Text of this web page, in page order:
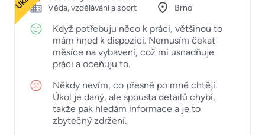
Věda, vzdělávání a sport
Brno
Když potřebuju něco k práci, většinou to
mám hned k dispozici. Nemusím čekat
měsíce na vybavení, což mi usnadňuje
práci a oceňuju to.
Někdy nevím, co přesně po mně chtějí.
Úkol je daný, ale spousta detailů chybí,
takže pak hledám informace a je to
zbytečný zdržení.